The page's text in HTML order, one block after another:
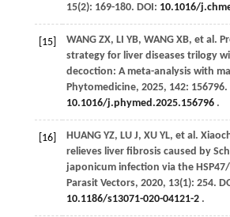
15(2): 169-180. DOI: 10.1016/
[15] WANG ZX, LI YB, WANG XB, et al .
strategy for liver diseases trilogy
decoction: A meta-analysis with
Phytomedicine, 2025, 142: 156796.
10.1016/j.phymed.2025.156796.
[16] HUANG YZ, LU J, XU YL, et al .
relieves liver fibrosis caused by
japonicum infection via the
Parasit Vectors, 2020, 13(1): 254.
10.1186/s13071-020-04121-2.